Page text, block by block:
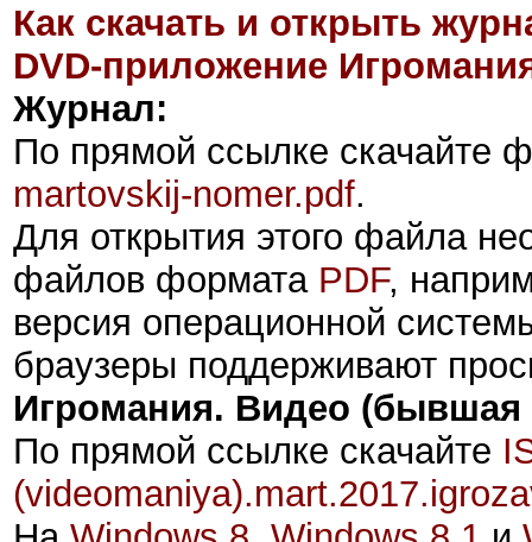
Как скачать и открыть
DVD-приложение
Журнал:
По прямой ссылке скачайте
martovskij-nomer.pdf.
Для открытия этого файла
файлов формата PDF,
версия операционной
браузеры поддерживают
Игромания. Видео
По прямой ссылке скачайте
(videomaniya).mart.2017